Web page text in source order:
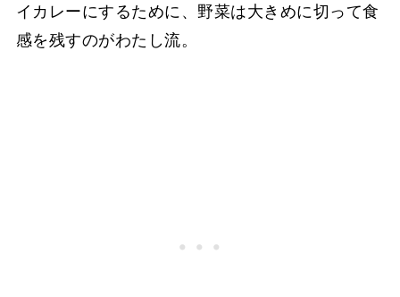
イカレーにするために、野菜は大きめに切って食
感を残すのがわたし流。